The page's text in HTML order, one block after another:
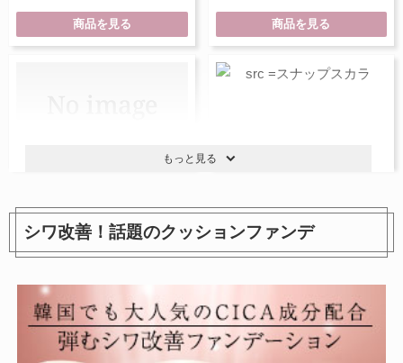
商品を見る 商品を見る
ブロウラッシュNEO ラッシュ
参考価格： 1,650円
商品を見る
スナップスカラ
商品を見る
もっと見る
シワ改善！話題のクッションファンデ